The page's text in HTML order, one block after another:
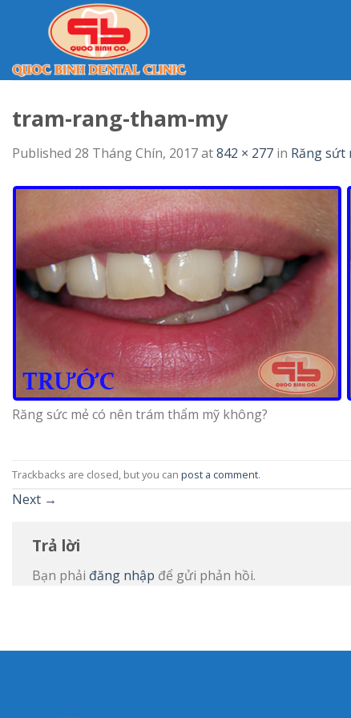
tram-rang-tham-my
Published 28 Tháng Chín, 2017at842 × 277 in Răng sứt
Răng sức mẻ có nên trám thẩm mỹ không?
Trackbacks are closed, but you can post a comment.
Next →
Trả lời
Bạn phải đăng nhập để gửi phản hồi.